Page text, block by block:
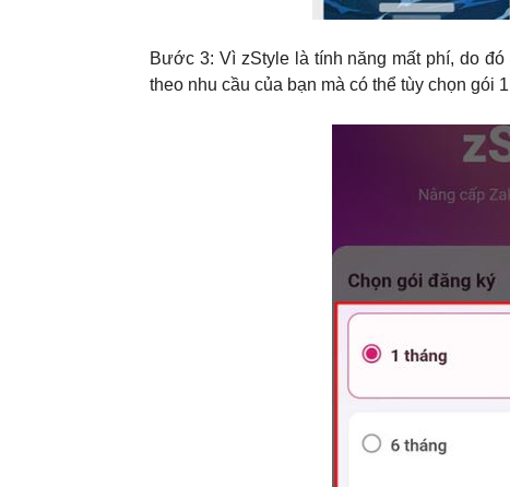
Bước 3: Vì zStyle là tính năng mất phí, do
theo nhu cầu của bạn mà có thể tùy chọn gói